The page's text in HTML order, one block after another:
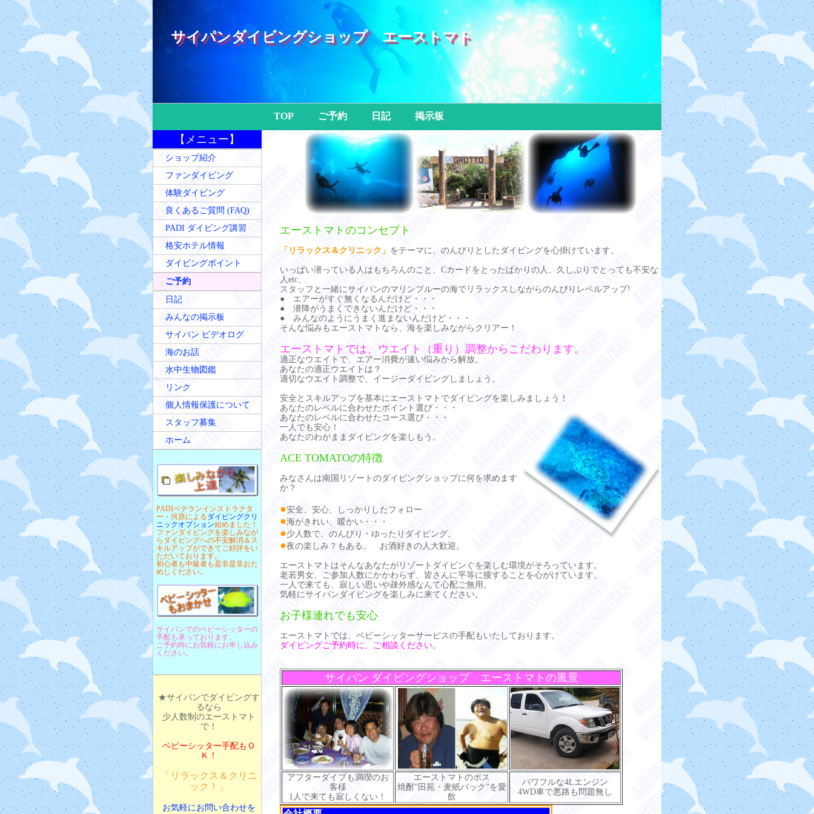
サイパンダイビングショップ エーストマト
TOP ご予約 日記 掲示板
エーストマトのコンセプト
「リラックス＆クリニック」 をテーマに、のんびりとしたダイビングを心掛けています。
いっぱい潜っている人はもちろんのこと、Cカードをとったばかりの人、久しぶりでとっても不安な
人etc、
スタッフと一緒にサイパンのマリンブルーの海でリラックスしながらのんびりレベルアップ!
● エアーがすぐ無くなるんだけど・・・
● 潜降がうまくできないんだけど・・・
● みんなのようにうまく進まないんだけど・・・
そんな悩みもエーストマトなら、海を楽しみながらクリアー！
エーストマトでは、ウエイト（重り）調整からこだわります。
適正なウエイトで、エアー消費が速い悩みから解放。
あなたの適正ウエイトは？
適切なウエイト調整で、イージーダイビングしましょう。
安全とスキルアップを基本にエーストマトでダイビングを楽しみましょう！
あなたのレベルに合わせたポイント選び・・・
あなたのレベルに合わせたコース選び・・・
一人でも安心！
あなたのわがままダイビングを楽しもう。
ACE TOMATOの特徴
みなさんは南国リゾートのダイビングショップに何を求めます
か？
●安全、安心、しっかりしたフォロー
●海がきれい、暖かい・・・
●少人数で、のんびり・ゆったりダイビング。
●夜の楽しみ？もある。 お酒好きの人大歓迎。
エーストマトはそんなあなたがリゾートダイビンぐを楽しむ環境がそろっています。
老若男女、ご参加人数にかかわらず、皆さんに平等に接することを心がけています。
一人で来ても、寂しい思いや疎外感なんて心配ご無用。
気軽にサイパンダイビングを楽しみに来てください。
お子様連れでも安心
エーストマトでは、ベビーシッターサービスの手配もいたしております。
ダイビングご予約時に、ご相談ください。
サイパン ダイビングショップ エーストマトの風景
アフターダイブも満喫のお
客様
1人で来ても寂しくない！
エーストマトのボス
焼酎”田苑・麦紙パック”を愛
飲
パワフルな4Lエンジン
4WD車で悪路も問題無し
【メニュー】
ショップ紹介
ファンダイビング
体験ダイビング
良くあるご質問 (FAQ)
PADI ダイビング講習
格安ホテル情報
ダイビングポイント
ご予約
日記
みんなの掲示板
サイパン ビデオログ
海のお話
水中生物図鑑
リンク
個人情報保護について
スタッフ募集
ホーム
PADIベテランインストラクタ
ー・河原によるダイビングクリ
ニックオプション始めました！
ファンダイビングを楽しみなが
らダイビングへの不安解消＆ス
キルアップができてご好評をい
ただいております。
初心者も中級者も是非是非おた
めしください。
サイパンでのベビーシッターの
手配も承っております。
ご予約時にお気軽にお申し込み
ください。
★サイパンでダイビングす
るなら
少人数制のエーストマト
で！
ベビーシッター手配もＯ
Ｋ！
「リラックス＆クリニ
ック！」
お気軽にお問い合わせを